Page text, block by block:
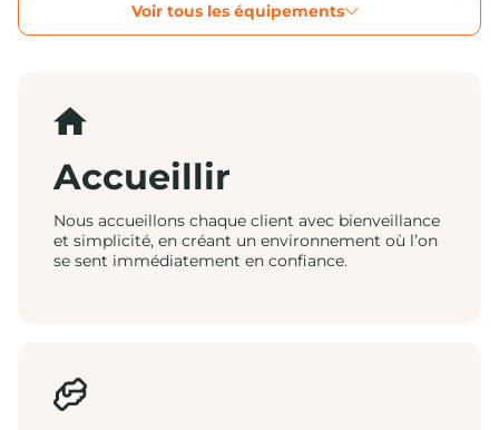
Voir tous les équipements
Accueillir
Nous accueillons chaque client avec bienveillance
et simplicité, en créant un environnement où l’on
se sent immédiatement en confiance.